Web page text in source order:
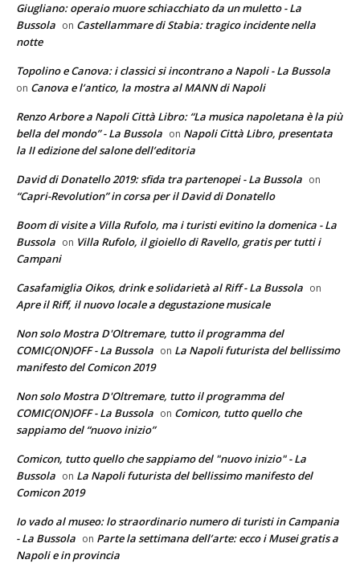
Giugliano: operaio muore schiacchiato da un muletto - La
Bussola on Castellammare di Stabia: tragico incidente nella
notte
Topolino e Canova: i classici si incontrano a Napoli - La Bussola
on Canova e l’antico, la mostra al MANN di Napoli
Renzo Arbore a Napoli Città Libro: “La musica napoletana è la più
bella del mondo” - La Bussola on Napoli Città Libro, presentata
la II edizione del salone dell’editoria
David di Donatello 2019: sfida tra partenopei - La Bussola on
“Capri-Revolution” in corsa per il David di Donatello
Boom di visite a Villa Rufolo, ma i turisti evitino la domenica - La
Bussola on Villa Rufolo, il gioiello di Ravello, gratis per tutti i
Campani
Casafamiglia Oikos, drink e solidarietà al Riff - La Bussola on
Apre il Riff, il nuovo locale a degustazione musicale
Non solo Mostra D'Oltremare, tutto il programma del
COMIC(ON)OFF - La Bussola on La Napoli futurista del bellissimo
manifesto del Comicon 2019
Non solo Mostra D'Oltremare, tutto il programma del
COMIC(ON)OFF - La Bussola on Comicon, tutto quello che
sappiamo del “nuovo inizio”
Comicon, tutto quello che sappiamo del "nuovo inizio" - La
Bussola on La Napoli futurista del bellissimo manifesto del
Comicon 2019
Io vado al museo: lo straordinario numero di turisti in Campania
- La Bussola on Parte la settimana dell’arte: ecco i Musei gratis a
Napoli e in provincia